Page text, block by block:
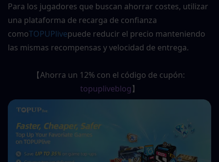
Para los jugadores que buscan ahorrar costes, utilizar
una plataforma de recarga de confianza
comoTOPUPlivepuede reducir el precio manteniendo
las mismas recompensas y velocidad de entrega.
topupliveblog】